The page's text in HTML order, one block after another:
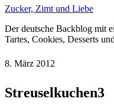
Zucker, Zimt und Liebe
Der deutsche Backblog mit
Tartes, Cookies, Desserts
8. März 2012
Streuselkuchen3